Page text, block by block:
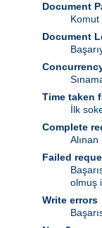
Document
Komut
Document
Time taken
İlk
Complete
Alınan
Failed
olmuş
Write errors